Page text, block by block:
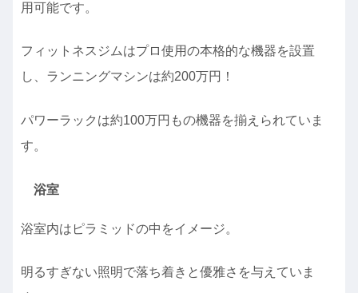
用可能です。
フィットネスジムはプロ使用の本格的な機器を設置
し、ランニングマシンは約200万円！
パワーラックは約100万円もの機器を揃えられていま
す。
浴室
浴室内はピラミッドの中をイメージ。
明るすぎない照明で落ち着きと優雅さを与えていま